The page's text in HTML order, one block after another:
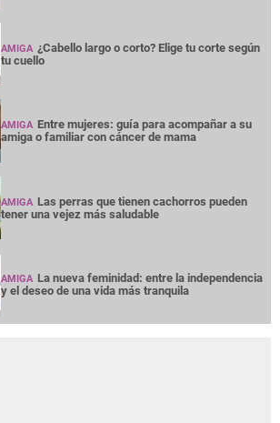
AMIGA ¿Cabello largo o corto? Elige tu corte según
tu cuello
AMIGA Entre mujeres: guía para acompañar a su
amiga o familiar con cáncer de mama
AMIGA Las perras que tienen cachorros pueden
tener una vejez más saludable
AMIGA La nueva feminidad: entre la independencia
y el deseo de una vida más tranquila